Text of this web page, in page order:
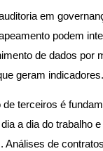
em
podem
de dados por
geram indicadores.
terceiros é
a dia do trabalho
Análises de